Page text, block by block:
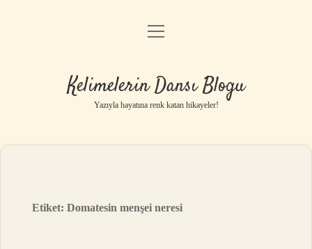
Anasayfa
Yasal Uyarı
menüyü
Kelimelerin Dansı Blogu
Yazıyla hayatına renk katan hikayeler!
Etiket:Domatesin menşei neresi